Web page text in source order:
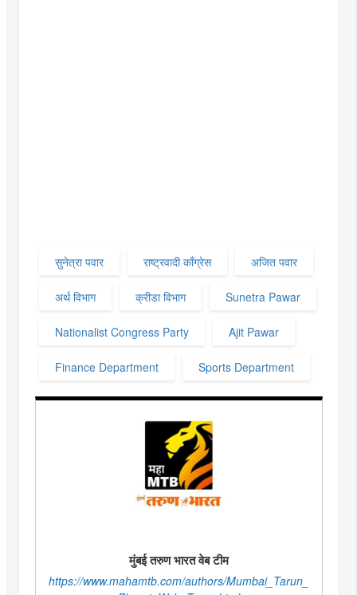
सुनेत्रा पवार राष्ट्रवादी काँग्रेस अजित पवार
अर्थ विभाग क्रीडा विभाग Sunetra Pawar
Nationalist Congress Party Ajit Pawar
Finance Department Sports Department
मुंबई तरुण भारत वेब टीम
https://www.mahamtb.com/authors/Mumbai_Tarun_